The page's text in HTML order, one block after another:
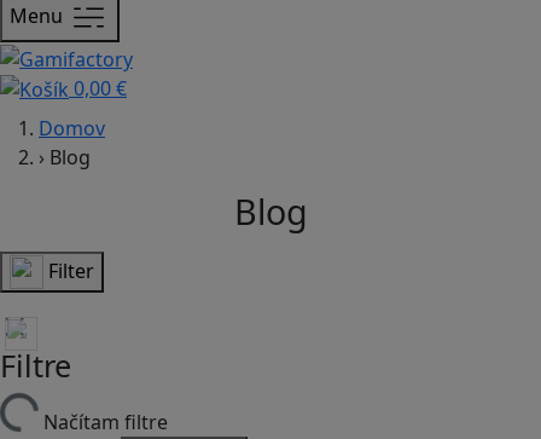
Menu
0,00 €
Domov
› Blog
Blog
Filter
Filtre
Načítam filtre